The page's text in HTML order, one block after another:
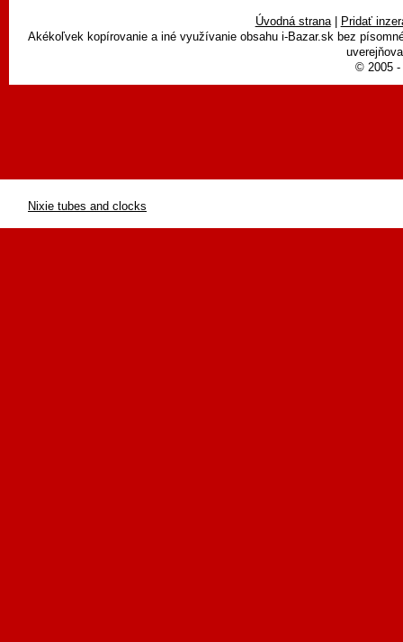
Úvodná strana|
Pridať
Akékoľvek kopírovanie a iné využívanie obsahu i-Bazar.sk bez
© 2005 -
Nixie tubes and clocks